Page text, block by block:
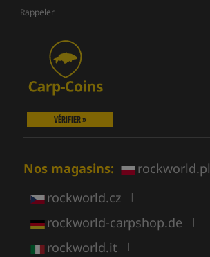
Rappeler
VÉRIFIER »
Nos magasins: rockworld.pl
rockworld.cz |
rockworld-carpshop.de |
rockworld.it |